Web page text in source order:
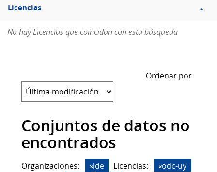
Licencias
Licencias
No hay Licencias que coincidan con esta búsqueda
Ordenar por
Conjuntos de datos no
encontrados
Organizaciones: ide Licencias:
odc-uy